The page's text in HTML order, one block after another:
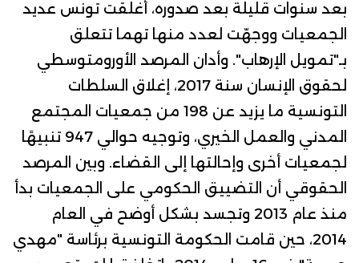
بعد سنوات قليلة بعد صدوره، أغلقت تونس عديد
الجمعيات ووجهّت لعدد منها تهما تتعلق
بـ"تمويل الإرهاب". وأدان المرصد الأورومتوسطي
لحقوق الإنسان سنة 2017،
إغلاق السلطات
التونسية ما يزيد عن 198 من جمعيات المجتمع
المدني والعمل الخيري، وتوجيه حوالي 947 تنبيهًا
لجمعيات أخرى وإحالتها إلى القضاء. وبين المرصد
الحقوقي أن التضييق الحكومي على الجمعيات بدأ
منذ عام 2013 وتجسد بشكل أوضح في العام
2014، حين قامت الحكومة التونسية برئاسة "مهدي